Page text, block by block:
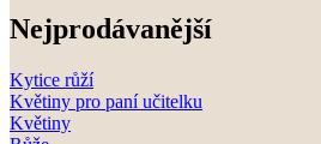
Nejprodávanější
Kytice růží
Květiny pro paní učitelku
Květiny